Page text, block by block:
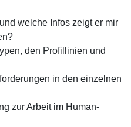
welche Infos zeigt er mir
den Profillinien und
in den einzelnen
zur Arbeit im Human-